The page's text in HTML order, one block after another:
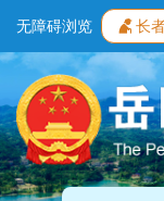
无障碍浏览 长